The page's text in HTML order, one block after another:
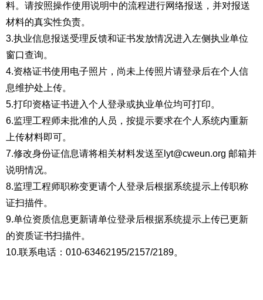
料。请按照操作使用说明中的流程进行网络报送，并对报送
材料的真实性负责。
3.执业信息报送受理反馈和证书发放情况进入左侧执业单位
窗口查询。
4.资格证书使用电子照片，尚未上传照片请登录后在个人信
息维护处上传。
5.打印资格证书进入个人登录或执业单位均可打印。
6.监理工程师未批准的人员，按提示要求在个人系统内重新
上传材料即可。
7.修改身份证信息请将相关材料发送至lyt@cweun.org 邮箱并
说明情况。
8.监理工程师职称变更请个人登录后根据系统提示上传职称
证扫描件。
9.单位资质信息更新请单位登录后根据系统提示上传已更新
的资质证书扫描件。
10.联系电话：010-63462195/2157/2189。